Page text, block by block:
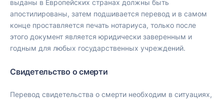
выданы в Европейских странах должны быть
апостилированы, затем подшивается перевод и в самом
конце проставляется печать нотариуса, только после
этого документ является юридически заверенным и
годным для любых государственных учреждений.
Свидетельство о смерти
Перевод свидетельства о смерти необходим в ситуациях,